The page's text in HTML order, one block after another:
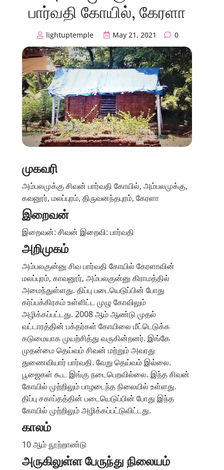
பார்வதி கோயில், கேரளா
lightuptemple May 21, 2021 0
முகவரி
அம்பலமுக்கு சிவன் பார்வதி கோயில், அம்பலமுக்கு,
கவனூர், மலப்புரம், திருவனந்தபுரம், கேரளா
இறைவன்
இறைவன்: சிவன் இறைவி: பார்வதி
அறிமுகம்
அம்பலகுன்னு சிவ பார்வதி கோயில் கேரளாவின்
மலப்புரம், காவனூர், அம்பலகுன்னு கிராமத்தில்
அமைந்துள்ளது. திப்பு படையெடுப்பின் போது
கர்ப்பக்கிரகம் உள்ளிட்ட முழு கோவிலும்
அழிக்கப்பட்டது. 2008 ஆம் ஆண்டு முதல்
வட்டாரத்தின் பக்தர்கள் கோயிலை மீட்டெடுக்க
கடுமையாக முயற்சித்து வருகின்றனர். இங்கே
முதன்மை தெய்வம் சிவன் மற்றும் அவரது
துணைவியார் பார்வதி. வேறு தெய்வம் இல்லை.
பூஜைகள் கூட இங்கு நடைபெறவில்லை. இந்த சிவன்
கோயில் முற்றிலும் பாழடைந்த நிலையில் உள்ளது.
திப்பு சகாப்தத்தின் படையெடுப்பின் போது இந்த
கோயில் முற்றிலும் அழிக்கப்பட்டுவிட்டது.
காலம்
10 ஆம் நூற்றாண்டு
அருகிலுள்ள பேருந்து நிலையம்